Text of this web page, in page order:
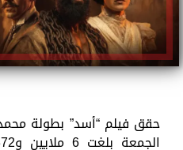
حقق فيلم “أسد” بطولة